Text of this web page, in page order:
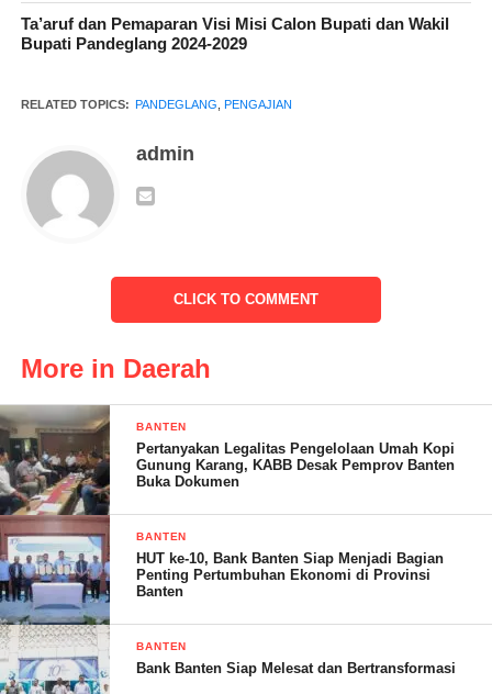
membimbing masyarakat dalam menjalankan kebaikan
berdasarkan ajaran agama.
Sebagai narasumber, hadir pula Ustd. Herman. Beliau
berbagai aspek agama Islam. sehingga pemahaman peserta
pengajian semakin terbuka dan bertambah.
Pengajian rutin tingkat Desa Tanjungjaya menjadi momen bagi
masyarakat memperdalam pengetahuan agama, acara ini juga
menjadi wadah untuk memperkuat tali silaturahmi dan keakraban
antara warga desa. Suasana yang penuh kehangatan dan
kebersamaan terasa di setiap pengajian rutin tingjat Desa
Tanjungjaya ini.
Ta’aruf dan Pemaparan Visi Misi Calon Bupati dan Wakil
Bupati Pandeglang 2024-2029
RELATED TOPICS: PANDEGLANG PENGAJIAN
admin
CLICK TO COMMENT
More in Daerah
BANTEN
Pertanyakan Legalitas Pengelolaan Umah Kopi
Gunung Karang, KABB Desak Pemprov Banten
Buka Dokumen
BANTEN
HUT ke-10, Bank Banten Siap Menjadi Bagian
Penting Pertumbuhan Ekonomi di Provinsi
Banten
BANTEN
Bank Banten Siap Melesat dan Bertransformasi